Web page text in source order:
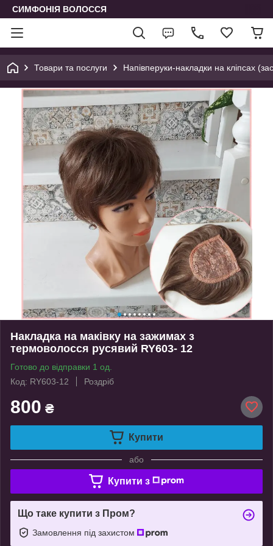
СИМФОНІЯ ВОЛОССЯ
Товари та послуги Напівперуки-накладки на кліпсах
Накладка на маківку на зажимах з
термоволосся русявий RY603- 12
Готово до відправки 1 од.
Код: RY603-12
Роздріб
800 ₴
Купити
або
Купити з
Що таке купити з Пром?
Замовлення під захистом